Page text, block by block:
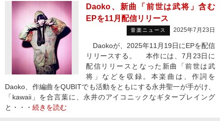
Daoko、新曲「前世は武将」含む
EPを11月配信リリース
音楽ニュース 2025年7月23日
Daokoが、2025年11月19日にEPを配信
リリースする。 本作には、7月23日に
配信リリースとなった新曲「前世は武
将」などを収録。本楽曲は、作詞を
Daoko、作編曲をQUBITでも活動をともにする永井聖一が手がけ、
「kawaii」を合言葉に、永井のアイコニックなギタープレイング
と・・・ 続きを読む